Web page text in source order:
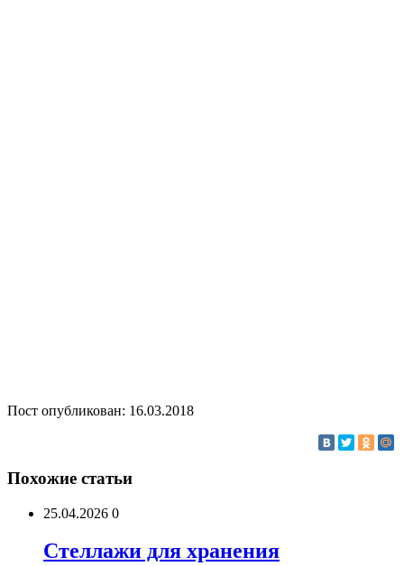
Пост опубликован: 16.03.2018
Похожие статьи
25.04.2026 0
Стеллажи для хранения